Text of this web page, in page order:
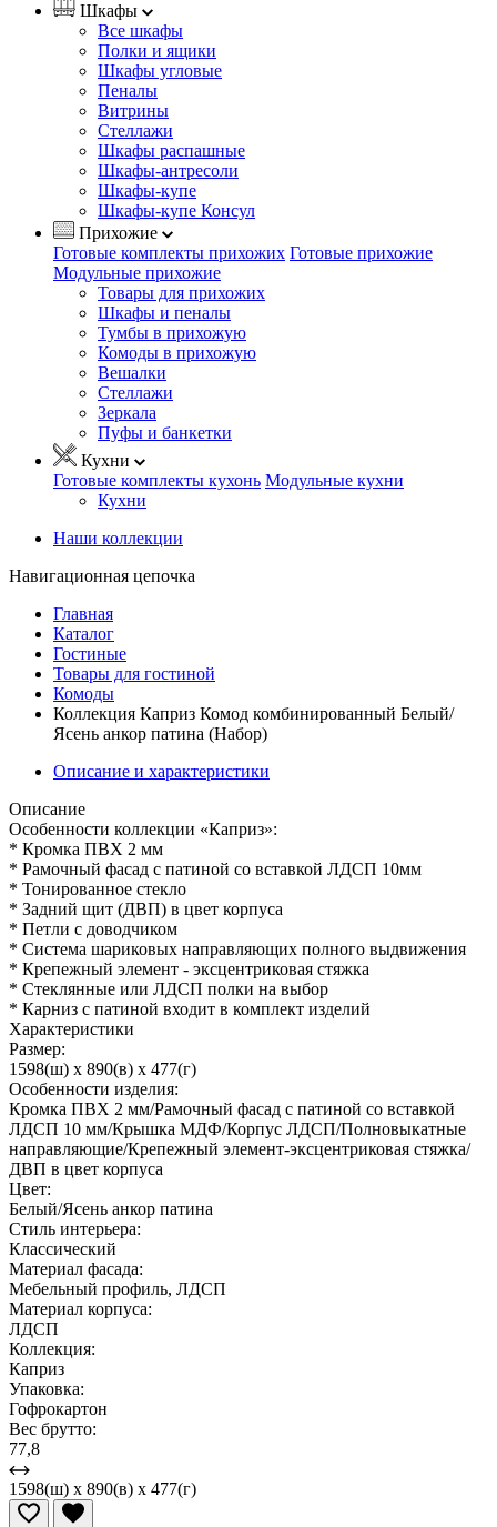
Шкафы
Все шкафы
Полки и ящики
Шкафы угловые
Пеналы
Витрины
Стеллажи
Шкафы распашные
Шкафы-антресоли
Шкафы-купе
Шкафы-купе Консул
Прихожие
Готовые комплекты прихожих Готовые прихожие
Модульные прихожие
Товары для прихожих
Шкафы и пеналы
Тумбы в прихожую
Комоды в прихожую
Вешалки
Стеллажи
Зеркала
Пуфы и банкетки
Кухни
Готовые комплекты кухонь Модульные кухни
Кухни
Наши коллекции
Навигационная цепочка
Главная
Каталог
Гостиные
Товары для гостиной
Комоды
Коллекция Каприз Комод комбинированный Белый/
Ясень анкор патина (Набор)
Описание и характеристики
Описание
Особенности коллекции «Каприз»:
* Кромка ПВХ 2 мм
* Рамочный фасад с патиной со вставкой ЛДСП 10мм
* Тонированное стекло
* Задний щит (ДВП) в цвет корпуса
* Петли с доводчиком
* Система шариковых направляющих полного выдвижения
* Крепежный элемент - эксцентриковая стяжка
* Стеклянные или ЛДСП полки на выбор
* Карниз с патиной входит в комплект изделий
Характеристики
Размер:
1598(ш) x 890(в) x 477(г)
Особенности изделия:
Кромка ПВХ 2 мм/Рамочный фасад с патиной со вставкой
ЛДСП 10 мм/Крышка МДФ/Корпус ЛДСП/Полновыкатные
направляющие/Крепежный элемент-эксцентриковая стяжка/
ДВП в цвет корпуса
Цвет:
Белый/Ясень анкор патина
Стиль интерьера:
Классический
Материал фасада:
Мебельный профиль, ЛДСП
Материал корпуса:
ЛДСП
Коллекция:
Каприз
Упаковка:
Гофрокартон
Вес брутто:
77,8
1598(ш) x 890(в) x 477(г)